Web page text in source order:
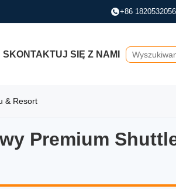
+86
SKONTAKTUJ SIĘ Z NAMI
& Resort
Premium
Premium